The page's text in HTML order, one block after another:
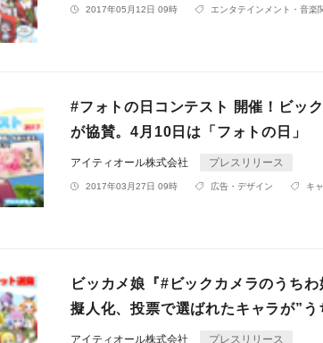
2017年05月12日 09時 エンタテインメント・音楽
#フォトの日コンテスト 開催！ビッ
が協賛。4月10日は「フォトの日」
アイティオール株式会社 プレスリリース
2017年03月27日 09時 広告・デザイン キ
ビッカメ娘『#ビックカメラのうち
擬人化、投票で選ばれたキャラが”う
アイティオール株式会社 プレスリリース